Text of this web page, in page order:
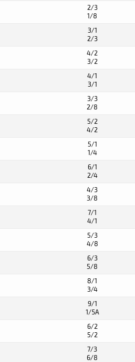
2/3
1/8
3/1
2/3
4/2
3/2
4/1
3/1
3/3
2/8
5/2
4/2
5/1
1/4
6/1
2/4
4/3
3/8
7/1
4/1
5/3
4/8
6/3
5/8
8/1
3/4
9/1
1/5A
6/2
5/2
7/3
6/8